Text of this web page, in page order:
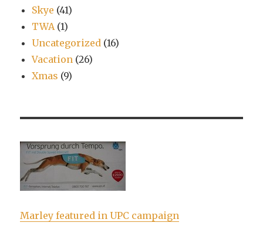
Skye (41)
TWA (1)
Uncategorized (16)
Vacation (26)
Xmas (9)
Marley featured in UPC campaign